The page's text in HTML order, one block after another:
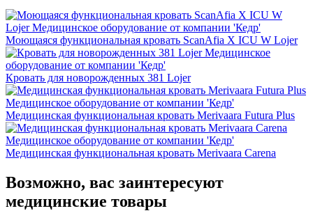
Моющаяся функциональная кровать ScanAfia X ICU W Lojer
Кровать для новорожденных 381 Lojer
Медицинская функциональная кровать Merivaara Futura Plus
Медицинская функциональная кровать Merivaara Carena
Возможно, вас заинтересуют
медицинские товары